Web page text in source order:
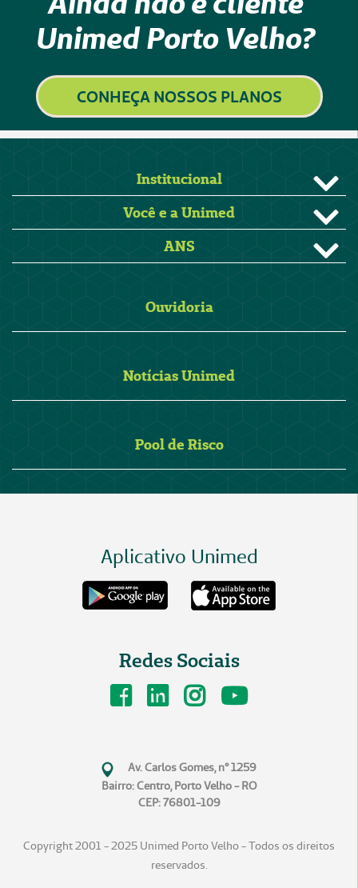
Unimed Porto Velho?
CONHEÇA NOSSOS PLANOS
Institucional
Você e a Unimed
ANS
Ouvidoria
Notícias Unimed
Pool de Risco
Aplicativo Unimed
Redes Sociais
Av. Carlos Gomes, n° 1259
Bairro: Centro, Porto Velho - RO
CEP: 76801-109
Copyright 2001 - 2025 Unimed Porto Velho - Todos os direitos
reservados.